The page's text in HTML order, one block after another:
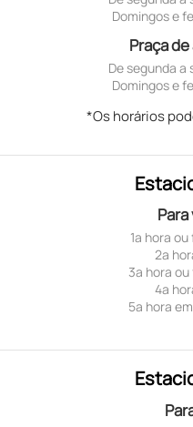
Domingos e
Praça
De segunda a
Domingos e
*Os horários
1ª hora
2ª
3ª hora
4ª
5ª hora